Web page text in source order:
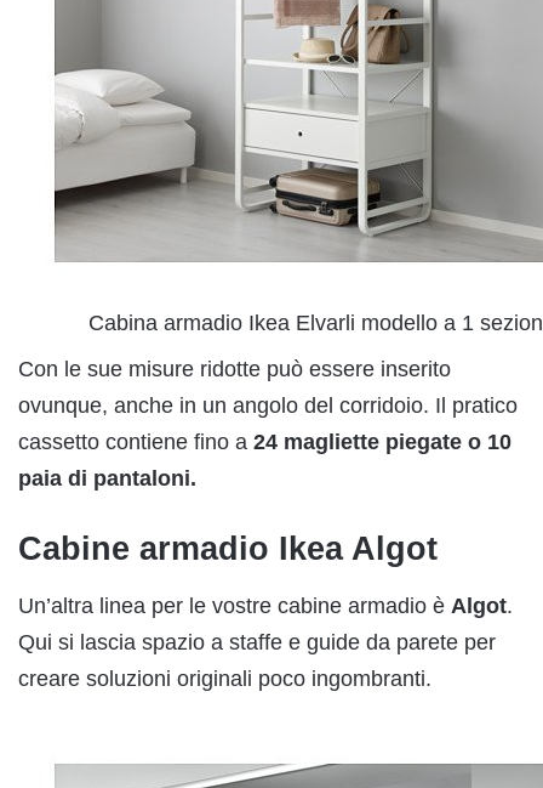
Cabina armadio Ikea Elvarli modello a 1
Con le sue misure ridotte può essere inserito
ovunque, anche in un angolo del corridoio. Il pratico
cassetto contiene fino a 24 magliette piegate o 10
paia di pantaloni.
Cabine armadio Ikea Algot
Un’altra linea per le vostre cabine armadio è Algot.
Qui si lascia spazio a staffe e guide da parete per
creare soluzioni originali poco ingombranti.